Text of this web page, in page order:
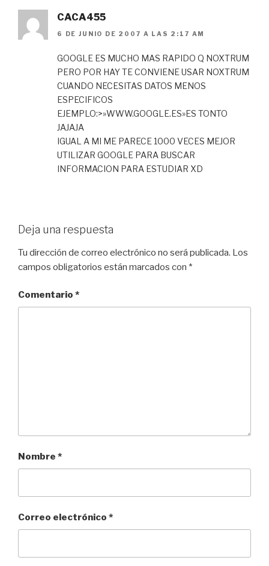
CACA455
6 DE JUNIO DE 2007 A LAS 2:17 AM
GOOGLE ES MUCHO MAS RAPIDO Q NOXTRUM
PERO POR HAY TE CONVIENE USAR NOXTRUM
CUANDO NECESITAS DATOS MENOS
ESPECIFICOS
EJEMPLO:>»WWW.GOOGLE.ES»ES TONTO
JAJAJA
IGUAL A MI ME PARECE 1000 VECES MEJOR
UTILIZAR GOOGLE PARA BUSCAR
INFORMACION PARA ESTUDIAR XD
Deja una respuesta
Tu dirección de correo electrónico no será publicada. Los
campos obligatorios están marcados con *
Comentario *
Nombre *
Correo electrónico *